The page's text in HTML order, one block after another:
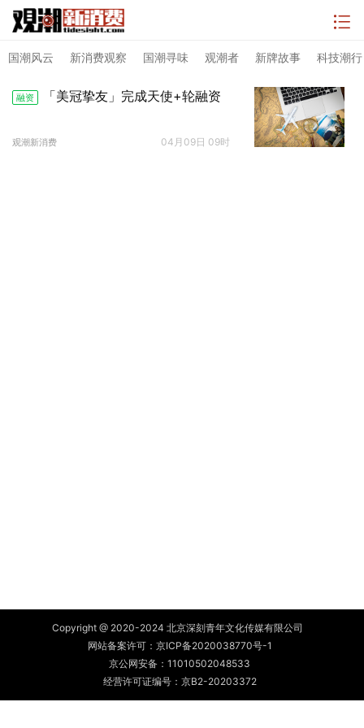
国潮风云 新消费观察 国潮寻味 观潮者 新牌故事 科技潮行
融资 「美冠挚友」完成天使+轮融资
观潮新消费 04月09日 09时
Copyright @ 2020-2024 北京深刻青年文化传媒有限公司
网站备案许可： 京ICP备2020038770号-1
京公网安备： 11010502048533
经营许可证编号：京B2-20203372